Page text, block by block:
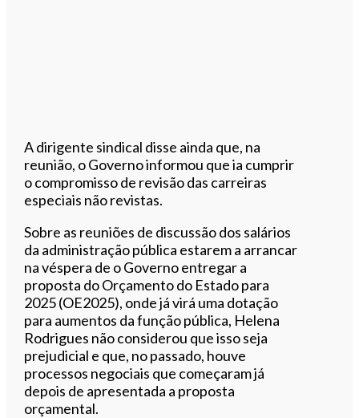
A dirigente sindical disse ainda que, na
reunião, o Governo informou que ia cumprir
o compromisso de revisão das carreiras
especiais não revistas.
Sobre as reuniões de discussão dos salários
da administração pública estarem a arrancar
na véspera de o Governo entregar a
proposta do Orçamento do Estado para
2025 (OE2025), onde já virá uma dotação
para aumentos da função pública, Helena
Rodrigues não considerou que isso seja
prejudicial e que, no passado, houve
processos negociais que começaram já
depois de apresentada a proposta
orçamental.